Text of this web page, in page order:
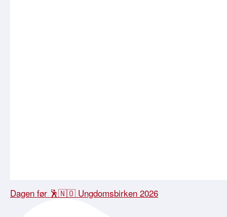
Dagen før 🕺🇳🇴 Ungdomsbirken 2026